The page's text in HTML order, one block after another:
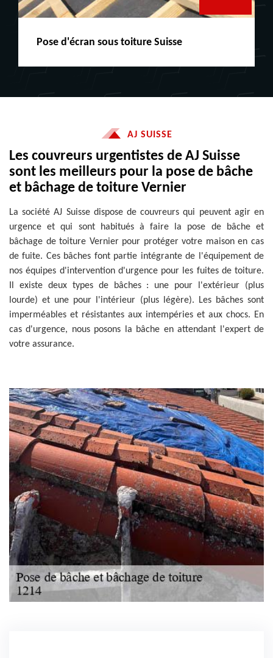
Peinture boiserie LE
AJ SUISSE
Les couvreurs urgentistes de AJ Suisse
sont les meilleurs pour la pose de bâche
et bâchage de toiture Vernier
La société AJ Suisse dispose de couvreurs qui peuvent agir en
urgence et qui sont habitués à faire la pose de bâche et
bâchage de toiture Vernier pour protéger votre maison en cas
de fuite. Ces bâches font partie intégrante de l'équipement de
nos équipes d'intervention d'urgence pour les fuites de toiture.
Il existe deux types de bâches : une pour l'extérieur (plus
lourde) et une pour l'intérieur (plus légère). Les bâches sont
imperméables et résistantes aux intempéries et aux chocs. En
cas d'urgence, nous posons la bâche en attendant l'expert de
votre assurance.